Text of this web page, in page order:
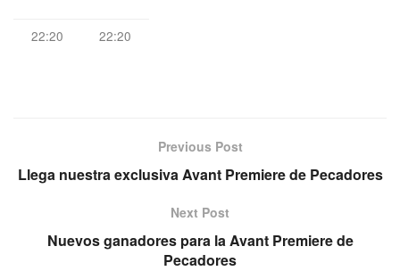
22:20 22:20
Previous Post
Llega nuestra exclusiva Avant Premiere de Pecadores
Next Post
Nuevos ganadores para la Avant Premiere de
Pecadores